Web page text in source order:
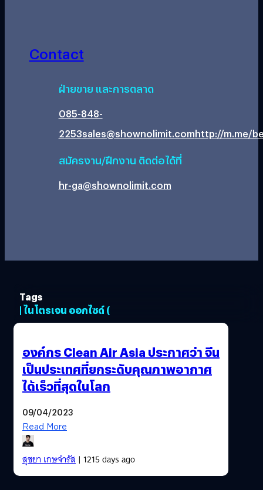
Contact
ฝ่ายขาย และการตลาด
085-848-
2253sales@shownolimit.comhttp://m.me/
สมัครงาน/ฝึกงาน ติดต่อได้ที่
hr-ga@shownolimit.com
Tags
| ไนโตรเจน ออกไซด์ (
องค์กร Clean Air Asia ประกาศว่า จีน
เป็นประเทศที่ยกระดับคุณภาพอากาศ
ได้เร็วที่สุดในโลก
09/04/2023
Read More
สุชยา เกษจำรัส| 1215 days ago